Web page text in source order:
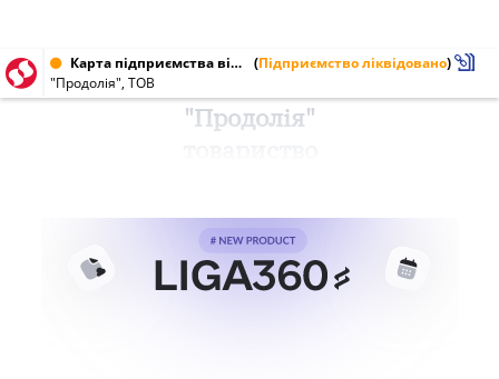
Карта підприємства від 25.06.1998 № 25399285 (Підприємство ліквідовано)
"Продолія", ТОВ
"Продолія"